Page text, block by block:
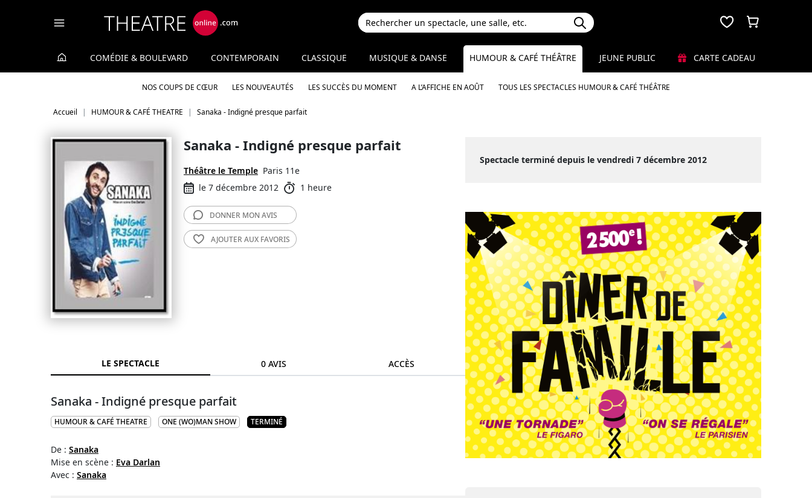
COMÉDIE & BOULEVARD CONTEMPORAIN CLASSIQUE MUSIQUE & DANSE HUMOUR & CAFÉ THÉÂTRE
NOS COUPS DE CŒUR LES NOUVEAUTÉS LES SUCCÈS DU MOMENT A L’AFFICHE EN AOÛT TOUS LES SPECTACLES HUMOUR & CAFÉ THÉÂTRE
JEUNE PUBLIC CARTE CADEAU
Accueil HUMOUR & CAFÉ THEATRE Sanaka - Indigné presque parfait
Sanaka - Indigné presque parfait
Théâtre le Temple Paris 11e
le 7 décembre 2012
1 heure
DONNER MON AVIS
AJOUTER AUX FAVORIS
LE SPECTACLE 0 AVIS ACCÈS
Sanaka - Indigné presque parfait
HUMOUR & CAFÉ THEATRE ONE (WO)MAN SHOW TERMINÉ
De : Sanaka
Mise en scène : Eva Darlan
Avec : Sanaka
Spectacle terminé depuis le vendredi 7 décembre 2012